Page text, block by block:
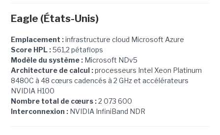
Eagle (États-Unis)
Emplacement :infrastructure cloud Microsoft Azure
Score HPL :561,2 pétaflops
Modèle du système :Microsoft NDv5
Architecture de calcul :processeurs Intel Xeon Platinum
8480C à 48 cœurs cadencés à 2 GHz et accélérateurs
NVIDIA H100
Nombre total de cœurs :2 073 600
Interconnexion :NVIDIA InfiniBand NDR